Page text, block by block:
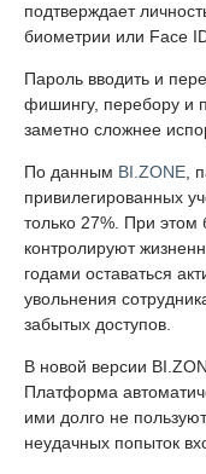
подтверждает
биометрии или Face
Пароль вводить и
фишингу, перебору и
заметно сложнее
По данным BI.ZONE,
привилегированных
только 27%. При
контролируют
годами оставаться
увольнения
забытых доступов.
В новой версии
Платформа
ими долго не
неудачных попыток